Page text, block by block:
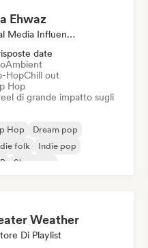
Ehwaz
Social Media Influencer
date
Ambient
HopChill out
Hop
di grande impatto sugli
Hop
Dream pop
folk
Indie pop
Shoegaze
Weather
Di Playlist